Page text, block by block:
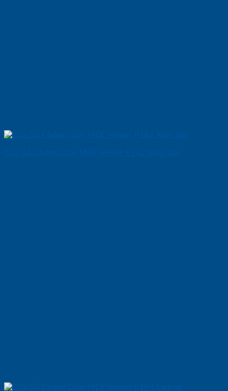
Cửa Gỗ Chống Cháy MDF Veneer P1R2 Xoan dao